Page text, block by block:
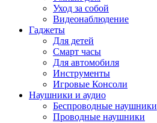
Уход за собой
Видеонаблюдение
Гаджеты
Для детей
Смарт часы
Для автомобиля
Инструменты
Игровые Консоли
Наушники и аудио
Беспроводные наушники
Проводные наушники